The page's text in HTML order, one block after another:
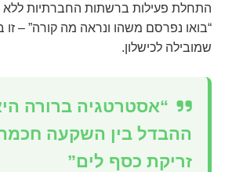
התחלת פעילות ברשתות החברתיות ללא
“בואו נפרסם משהו ונראה מה קורה” – זו
שמובילה לכישלון.
“אסטרטגיה ברורה
ההבדל בין השקעה חכמה
זריקת כסף לים”